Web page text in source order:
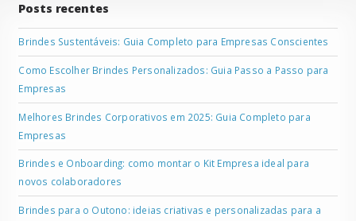
Posts recentes
Brindes Sustentáveis: Guia Completo para Empresas Conscientes
Como Escolher Brindes Personalizados: Guia Passo a Passo para
Empresas
Melhores Brindes Corporativos em 2025: Guia Completo para
Empresas
Brindes e Onboarding: como montar o Kit Empresa ideal para
novos colaboradores
Brindes para o Outono: ideias criativas e personalizadas para a